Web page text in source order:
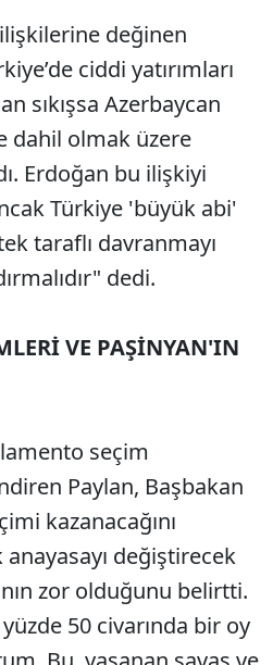
değinen
ciddi yatırımları
sıkışsa Azerbaycan
dahil olmak üzere
Erdoğan bu ilişkiyi
Türkiye 'büyük abi'
taraflı davranmayı
dedi.
VE PAŞİNYAN'IN
seçim
Paylan, Başbakan
kazanacağını
değiştirecek
zor olduğunu belirtti.
yüzde 50 civarında bir oy